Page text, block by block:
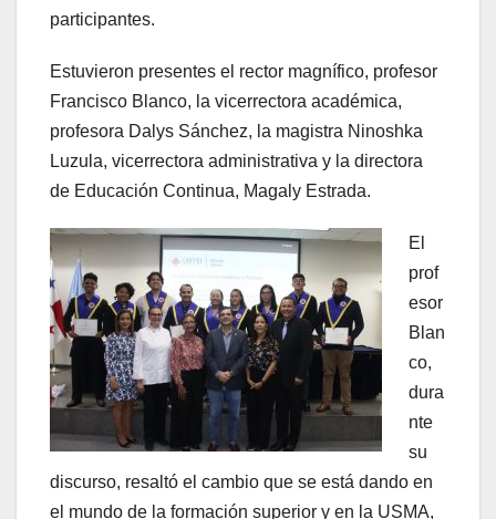
participantes.
Estuvieron presentes el rector magnífico, profesor
Francisco Blanco, la vicerrectora académica,
profesora Dalys Sánchez, la magistra Ninoshka
Luzula, vicerrectora administrativa y la directora
de Educación Continua, Magaly Estrada.
El
prof
esor
Blan
co,
dura
nte
su
discurso, resaltó el cambio que se está dando en
el mundo de la formación superior y en la USMA,